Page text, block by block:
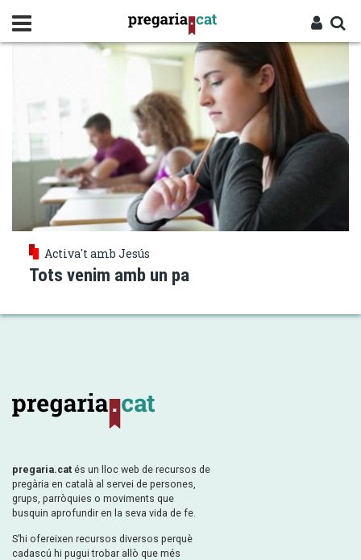
contingut
ACOLLIR JESÚS
Activa't amb Jesús
Tots venim amb un pa
pregaria.cat és un lloc web de recursos de
pregària en català al servei de persones,
grups, parròquies o moviments que
busquin aprofundir en la seva vida de fe.
S’hi ofereixen recursos diversos perquè
cadascú hi pugui trobar allò que més